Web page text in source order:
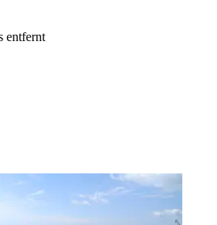
entfernt